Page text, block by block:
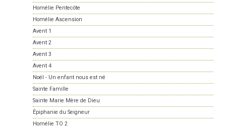
Homélie Pentecôte
Homélie Ascension
Avent 1
Avent 2
Avent 3
Avent 4
Noël - Un enfant nous est né
Sainte Famille
Sainte Marie Mère de Dieu
Épiphanie du Seigneur
Homélie TO 2